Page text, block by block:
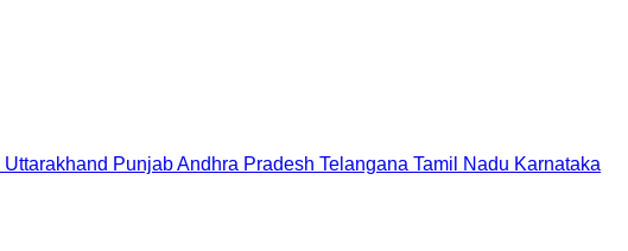
Uttarakhand PunjabAndhra Pradesh Telangana Tamil Nadu Karnataka